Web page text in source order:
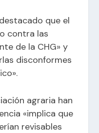
que el
contra las
de la CHG» y
disconformes
agraria han
«implica que
revisables